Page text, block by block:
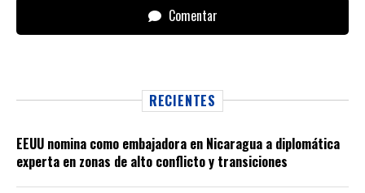
Comentar
RECIENTES
EEUU nomina como embajadora en Nicaragua a diplomática
experta en zonas de alto conflicto y transiciones